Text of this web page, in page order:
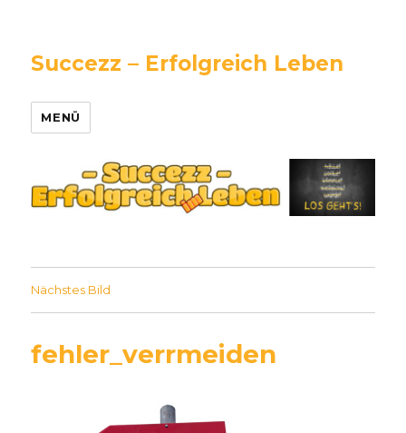
Succezz – Erfolgreich Leben
MENÜ
Nächstes Bild
fehler_verrmeiden